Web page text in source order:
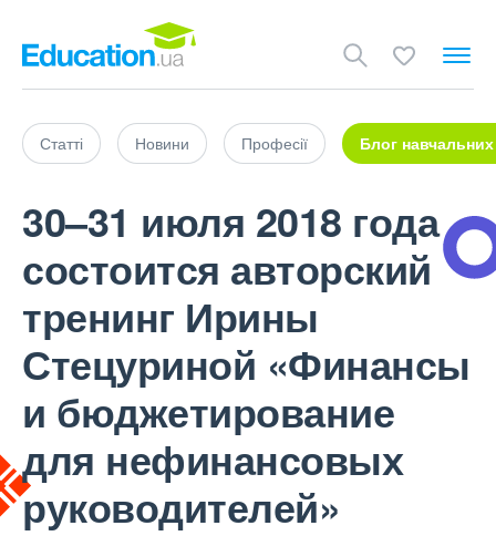
Статті Новини Професії Блог навчальних
30–31 июля 2018 года
состоится авторский
тренинг Ирины
Стецуриной «Финансы
и бюджетирование
для нефинансовых
руководителей»